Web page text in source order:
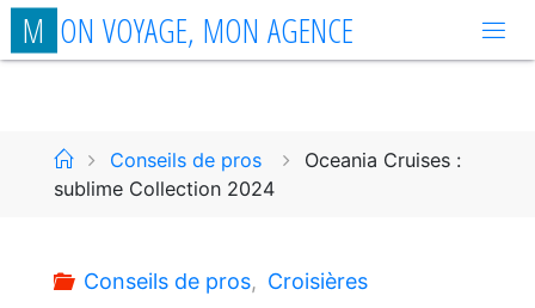
Aller
auM ON VOYAGE, MON AGENCE
AccueilConseils de pros
Oceania Cruises :
sublime Collection 2024
Conseils de pros, Croisières